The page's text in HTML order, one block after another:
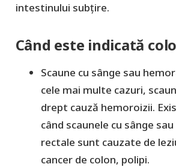
intestinului subțire.
Când este indicată
Scaune cu sânge sau
cele mai multe cazuri,
drept cauză hemoroizii.
când scaunele cu sânge
rectale sunt cauzate de
cancer de colon, polipi.